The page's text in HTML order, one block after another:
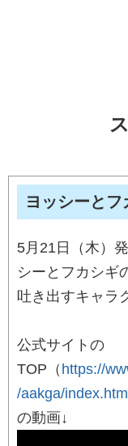
ヨッシーと
5月21日（木）
シーとフカシギ
吐き出すキャラ
公式サイトの
TOP（ https://
/aakga/
の動画↓